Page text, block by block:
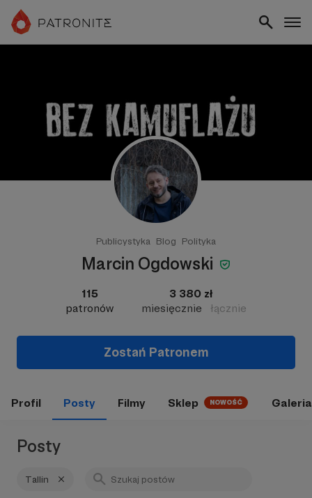
Publicystyka Blog Polityka
Marcin Ogdowski
115
patronów
3 380 zł
miesięcznie
łącznie
Zostań Patronem
Profil Posty Filmy Sklep NOWOŚĆ Galeria
Posty
Tallin